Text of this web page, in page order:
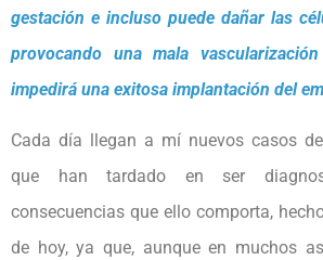
gestación e incluso puede dañar las
provocando una mala
impedirá una exitosa implantación del
Cada día llegan a mí nuevos casos
que han tardado en ser
consecuencias que ello comporta,
de hoy, ya que, aunque en muchos